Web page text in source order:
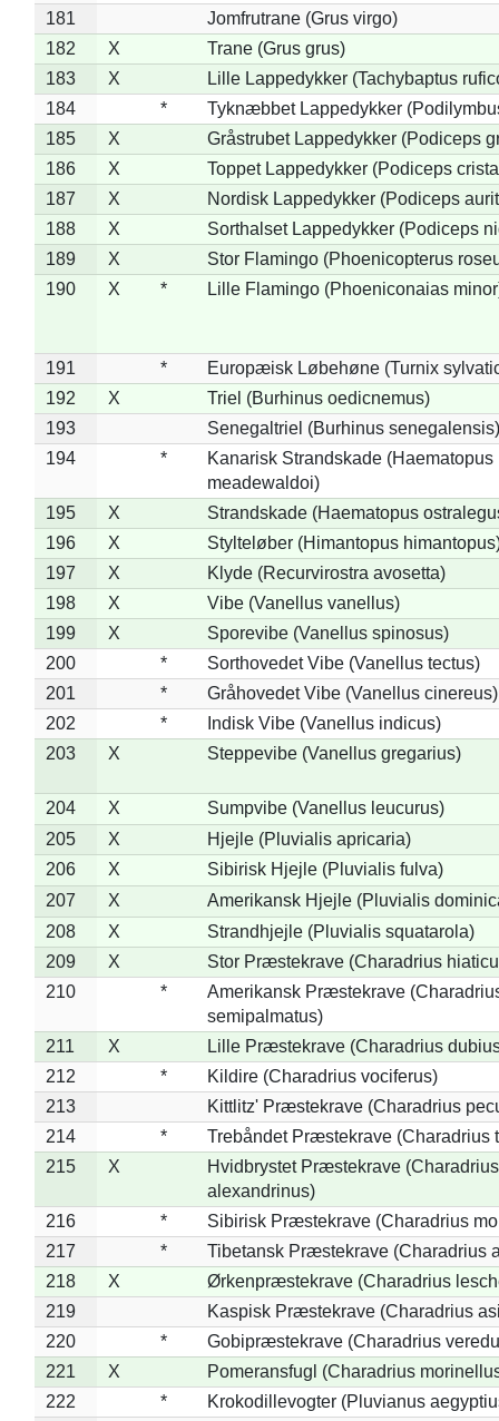
181
Jomfrutrane (Grus virgo)
182
X
Trane (Grus grus)
183
X
Lille Lappedykker (Tachybaptus
184
*
Tyknæbbet Lappedykker
185
X
Gråstrubet Lappedykker (Podiceps
186
X
Toppet Lappedykker (Podiceps
187
X
Nordisk Lappedykker (Podiceps
188
X
Sorthalset Lappedykker (Podiceps
189
X
Stor Flamingo (Phoenicopterus
190
X * Lille Flamingo (Phoeniconaias
191 *
Europæisk Løbehøne (Turnix
192
X
Triel (Burhinus oedicnemus)
193
Senegaltriel (Burhinus senegalensis)
194
*
Kanarisk Strandskade (Haematopus
meadewaldoi)
195
X
Strandskade (Haematopus
196
X
Stylteløber (Himantopus
197
X
Klyde (Recurvirostra avosetta)
198
X
Vibe (Vanellus vanellus)
199
X
Sporevibe (Vanellus spinosus)
200
*
Sorthovedet Vibe (Vanellus tectus)
201
*
Gråhovedet Vibe (Vanellus cinereus)
202
*
Indisk Vibe (Vanellus indicus)
203
X Steppevibe (Vanellus gregarius)
204 X
Sumpvibe (Vanellus leucurus)
205
X
Hjejle (Pluvialis apricaria)
206
X
Sibirisk Hjejle (Pluvialis fulva)
207
X
Amerikansk Hjejle (Pluvialis
208
X
Strandhjejle (Pluvialis squatarola)
209
X
Stor Præstekrave (Charadrius
210
*
Amerikansk Præstekrave
semipalmatus)
211
X
Lille Præstekrave (Charadrius
212
*
Kildire (Charadrius vociferus)
213
Kittlitz' Præstekrave (Charadrius
214
*
Trebåndet Præstekrave (Charadrius
215
X
Hvidbrystet Præstekrave (Charadrius
alexandrinus)
216
*
Sibirisk Præstekrave (Charadrius
217
*
Tibetansk Præstekrave (Charadrius
218
X
Ørkenpræstekrave (Charadrius
219
Kaspisk Præstekrave (Charadrius
220
*
Gobipræstekrave (Charadrius
221
X
Pomeransfugl (Charadrius
222
* Krokodillevogter (Pluvianus